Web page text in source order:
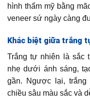
hình thẩm mỹ bằng
veneer sứ ngày càng
Khác biệt giữa trắng
Trắng tự nhiên là sắc
nhẹ dưới ánh sáng,
gần. Ngược lại, trắng
chiều sâu màu sắc và